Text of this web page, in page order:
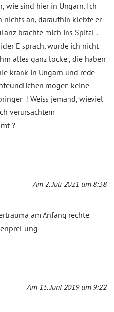
wie sind hier in Ungarn. Ich
nichts an, daraufhin klebte er
brachte mich ins Spital .
E sprach, wurde ich nicht
alles ganz locker, die haben
krank in Ungarn und rede
mögen keine
! Weiss jemand, wieviel
verursachtem
?
Am 2. Juli 2021 um 8:38
am Anfang rechte
Am 15. Juni 2019 um 9:22